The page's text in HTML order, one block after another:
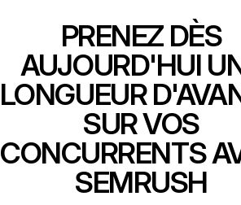
PRENEZ DÈS
AUJOURD'HUI
LONGUEUR
SUR VOS
CONCURRENTS
SEMRUSH